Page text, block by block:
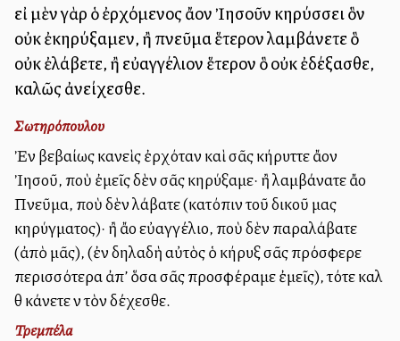
εἰ μὲν γὰρ ὁ ἐρχόμενος ἄλλον Ἰησοῦν κηρύσσει ὃν
οὐκ ἐκηρύξαμεν, ἢ πνεῦμα ἕτερον λαμβάνετε ὃ
οὐκ ἐλάβετε, ἢ εὐαγγέλιον ἕτερον ὃ οὐκ ἐδέξασθε,
καλῶς ἀνείχεσθε.
Σωτηρόπουλου
Ἐὰν βεβαίως κανεὶς ἐρχόταν καὶ σᾶς κήρυττε ἄλλον
Ἰησοῦ, ποὺ ἐμεῖς δὲν σᾶς κηρύξαμε· ἢ λαμβάνατε ἄλλο
Πνεῦμα, ποὺ δὲν λάβατε (κατόπιν τοῦ δικοῦ μας
κηρύγματος)· ἢ ἄλλο εὐαγγέλιο, ποὺ δὲν παραλάβατε
(ἀπὸ μᾶς), (ἐὰν δηλαδὴ αὐτὸς ὁ κήρυξ σᾶς πρόσφερε
περισσότερα ἀπ’ ὅσα σᾶς προσφέραμε ἐμεῖς), τότε καλὰ
θὰ κάνετε νὰ τὸν δέχεσθε.
Τρεμπέλα